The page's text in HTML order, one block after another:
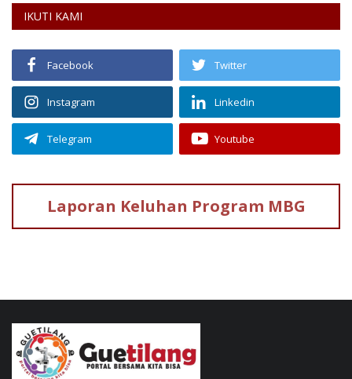
IKUTI KAMI
Facebook Twitter
Instagram Linkedin
Telegram Youtube
Laporan Keluhan Program MBG